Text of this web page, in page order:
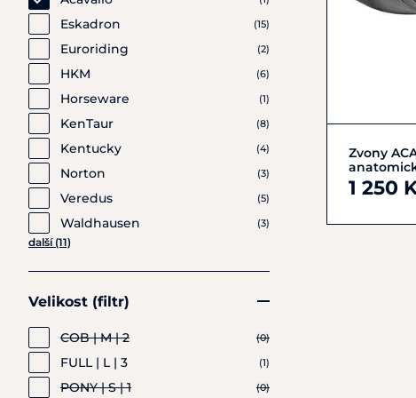
Eskadron (15)
Euroriding (2)
HKM (6)
Horseware (1)
KenTaur (8)
Kentucky (4)
Norton (3)
Veredus (5)
Waldhausen (3)
další (11)
Velikost (filtr)
COB | M | 2 (0)
FULL | L | 3 (1)
PONY | S | 1 (0)
Zvony
1 250